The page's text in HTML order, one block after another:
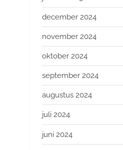
december 2024
november 2024
oktober 2024
september 2024
augustus 2024
juli 2024
juni 2024